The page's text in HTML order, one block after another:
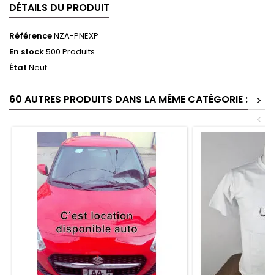
DÉTAILS DU PRODUIT
RéférenceNZA-PNEXP
En stock500 Produits
État Neuf
60 AUTRES PRODUITS DANS LA MÊME CATÉGORIE :
>
<